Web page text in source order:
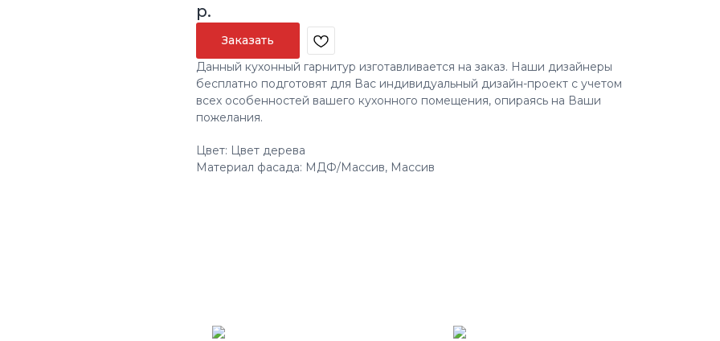
р.
Заказать
Данный кухонный гарнитур изготавливается на заказ. Наши дизайнеры
бесплатно подготовят для Вас индивидуальный дизайн-проект с учетом
всех особенностей вашего кухонного помещения, опираясь на Ваши
пожелания.
Цвет: Цвет дерева
Материал фасада: МДФ/Массив, Массив